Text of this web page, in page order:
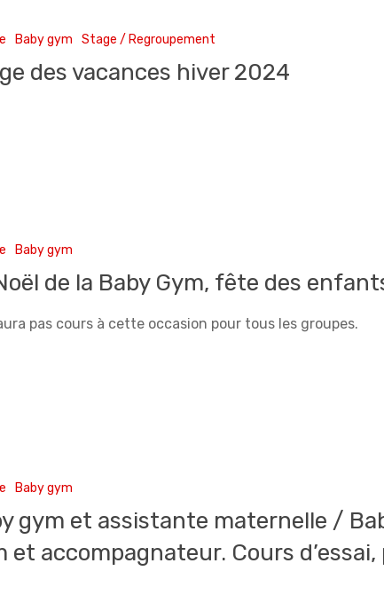
Baby gym Stage / Regroupement
des vacances hiver 2024
Baby gym
de la Baby Gym, fête des
pas cours à cette occasion pour tous les groupes.
Baby gym
gym et assistante maternelle /
et accompagnateur. Cours d’essai,